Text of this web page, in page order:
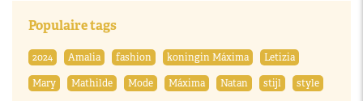
Populaire tags
2024 Amalia fashion koningin Máxima
Letizia
Mary
Mathilde Mode Máxima Natan stijl style